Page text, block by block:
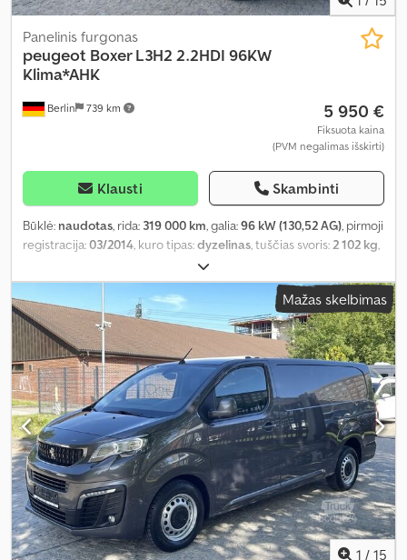
Berlin 739 km
Panelinis furgonas
peugeot Boxer L3H2 2.2HDI 96KW
Klima*AHK
5 950 €
Fiksuota kaina
(PVM negalimas išskirti)
Klausti Skambinti
Būklė: naudotas, rida: 319 000 km, galia:96 kW (130,52 AG), pirmoji
registracija:03/2014, kuro tipas:dyzelinas, tuščias svoris:2 102 kg,
1 399 kg
kuras:dyzelinas, CO₂ emisijos:229 g/km, kuro sąnaudos (mieste):
10,7 l/100 km
, kuro sąnaudos (užmiestyje): 7,5 l/100 km,
kombinuota degalų sąnauda:8,7 l/100 km, spalva:balta, vairuotojo
kabina:dieninė kabina , pavaros tipas: mechaninis, emisijos klasė:
Euro 5, pakaba:kitas, sėdimų vietų skaičius:3, bendras ilgis:5 998
mm, statybinis aukštis:2 550 mm , Įranga:
ABS, borto kompiuteris,
centrinis užraktas, elektroninė stabilumo programa (ESP),
imobilaizerio sistema, oro kondicionavimas, oro pagalvė,
priekabos jungtis, stumdomos durys, suodžių filtras, trauki
kontrolė,
Mažas skelbimas
1 / 15